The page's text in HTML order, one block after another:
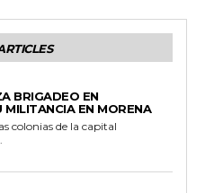
BRIGADEO EN
MILITANCIA EN MORENA
colonias de la capital